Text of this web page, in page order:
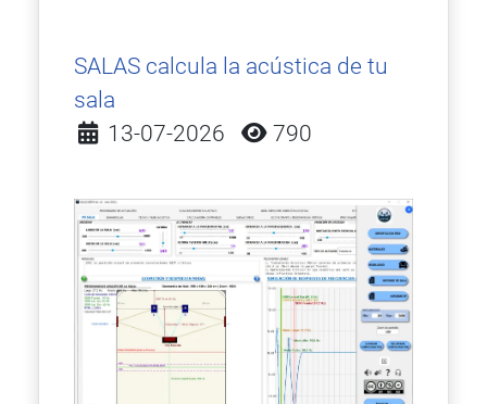
SALAS calcula la acústica de tu
sala
Detalles
13-07-2026 790